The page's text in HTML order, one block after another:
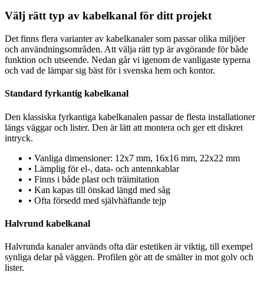
Välj rätt typ av kabelkanal för ditt projekt
Det finns flera varianter av kabelkanaler som passar olika miljöer
och användningsområden. Att välja rätt typ är avgörande för både
funktion och utseende. Nedan går vi igenom de vanligaste typerna
och vad de lämpar sig bäst för i svenska hem och kontor.
Standard fyrkantig kabelkanal
Den klassiska fyrkantiga kabelkanalen passar de flesta installationer
längs väggar och lister. Den är lätt att montera och ger ett diskret
intryck.
• Vanliga dimensioner: 12x7 mm, 16x16 mm, 22x22 mm
• Lämplig för el-, data- och antennkablar
• Finns i både plast och träimitation
• Kan kapas till önskad längd med såg
• Ofta försedd med självhäftande tejp
Halvrund kabelkanal
Halvrunda kanaler används ofta där estetiken är viktig, till exempel
synliga delar på väggen. Profilen gör att de smälter in mot golv och
lister.